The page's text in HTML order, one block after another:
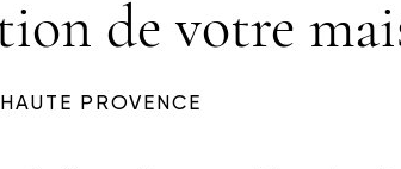
de votre
PROVENCE